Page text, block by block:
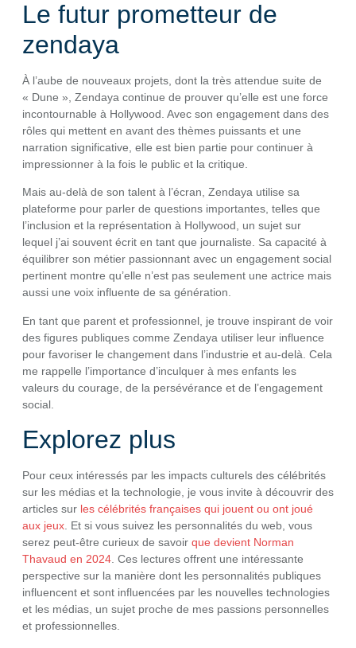
Le futur prometteur de
zendaya
À l’aube de nouveaux projets, dont la très attendue suite de
« Dune », Zendaya continue de prouver qu’elle est une force
incontournable à Hollywood. Avec son engagement dans des
rôles qui mettent en avant des thèmes puissants et une
narration significative, elle est bien partie pour continuer à
impressionner à la fois le public et la critique.
Mais au-delà de son talent à l’écran, Zendaya utilise sa
plateforme pour parler de questions importantes, telles que
l’inclusion et la représentation à Hollywood, un sujet sur
lequel j’ai souvent écrit en tant que journaliste. Sa capacité à
équilibrer son métier passionnant avec un engagement social
pertinent montre qu’elle n’est pas seulement une actrice mais
aussi une voix influente de sa génération.
En tant que parent et professionnel, je trouve inspirant de voir
des figures publiques comme Zendaya utiliser leur influence
pour favoriser le changement dans l’industrie et au-delà. Cela
me rappelle l’importance d’inculquer à mes enfants les
valeurs du courage, de la persévérance et de l’engagement
social.
Explorez plus
Pour ceux intéressés par les impacts culturels des célébrités
sur les médias et la technologie, je vous invite à découvrir des
articles sur les célébrités françaises qui jouent ou ont joué
aux jeux . Et si vous suivez les personnalités du web, vous
serez peut-être curieux de savoir que devient Norman
Thavaud en 2024 . Ces lectures offrent une intéressante
perspective sur la manière dont les personnalités publiques
influencent et sont influencées par les nouvelles technologies
et les médias, un sujet proche de mes passions personnelles
et professionnelles.